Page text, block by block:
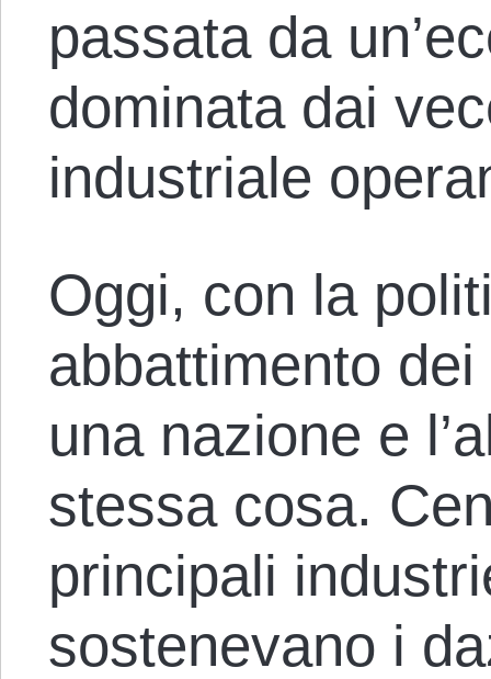
passata da
dominata dai
industriale
Oggi, con la
abbattimento
una nazione e
stessa cosa.
principali
sostenevano i